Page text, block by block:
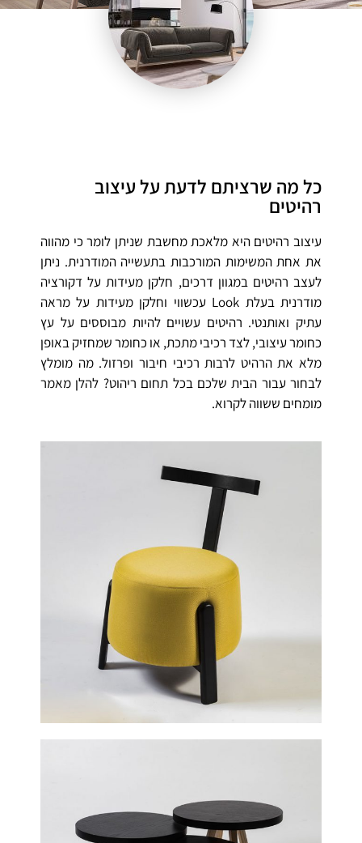
כל מה שרציתם לדעת על עיצוב
רהיטים
עיצוב רהיטים היא מלאכת מחשבת שניתן לומר כי מהווה
את אחת המשימות המורכבות בתעשייה המודרנית. ניתן
לעצב רהיטים במגוון דרכים, חלקן מעידות על דקורציה
מודרנית בעלת Look עכשווי וחלקן מעידות על מראה
עתיק ואותנטי. רהיטים עשויים להיות מבוססים על עץ
כחומר עיצובי, לצד רכיבי מתכת, או כחומר שמחזיק באופן
מלא את הרהיט לרבות רכיבי חיבור ופרזול. מה מומלץ
לבחור עבור הבית שלכם בכל תחום ריהוט? להלן מאמר
מומחים ששווה לקרוא.